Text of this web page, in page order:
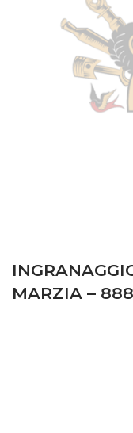
MARZIA –